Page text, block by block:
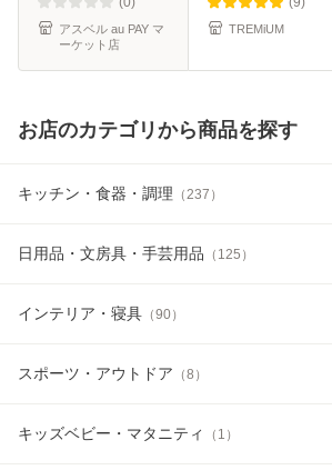
生活 お
アスベル au PAY マ
ーケット店
る おTREMiUM
お店のカテゴリから商品を探す
キッチン・食器・調理 （ 237 ）
日用品・文房具・手芸用品 （ 125 ）
インテリア・寝具 （90）
スポーツ・アウトドア （8 ）
キッズベビー・マタニティ （ 1 ）